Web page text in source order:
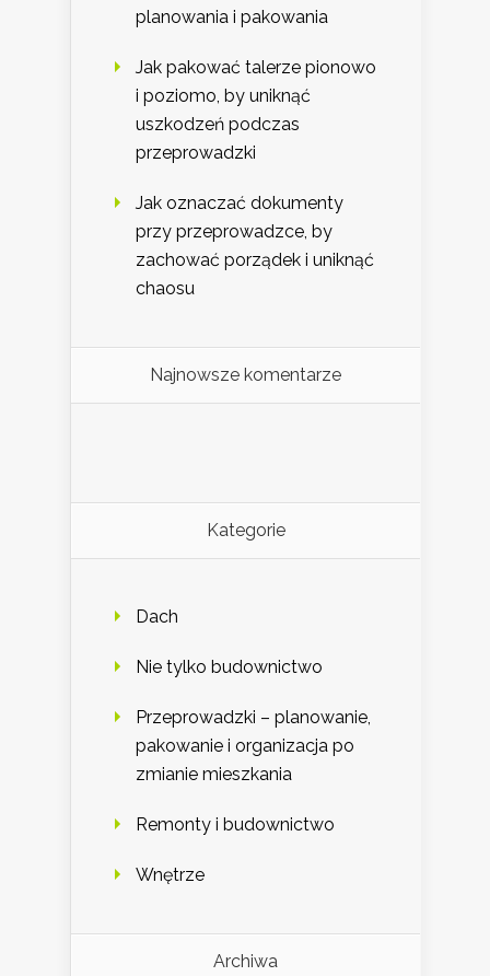
planowania i pakowania
Jak pakować talerze pionowo
i poziomo, by uniknąć
uszkodzeń podczas
przeprowadzki
Jak oznaczać dokumenty
przy przeprowadzce, by
zachować porządek i uniknąć
chaosu
Najnowsze komentarze
Kategorie
Dach
Nie tylko budownictwo
Przeprowadzki – planowanie,
pakowanie i organizacja po
zmianie mieszkania
Remonty i budownictwo
Wnętrze
Archiwa